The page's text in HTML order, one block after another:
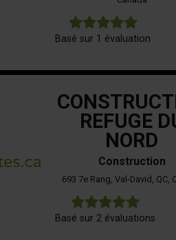
5
Basé sur 1 évaluation
REFUGE
NORD
Construction
693 7e Rang, Val-David, QC,
Basé sur 2 évaluations